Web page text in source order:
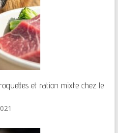
et ration mixte chez le